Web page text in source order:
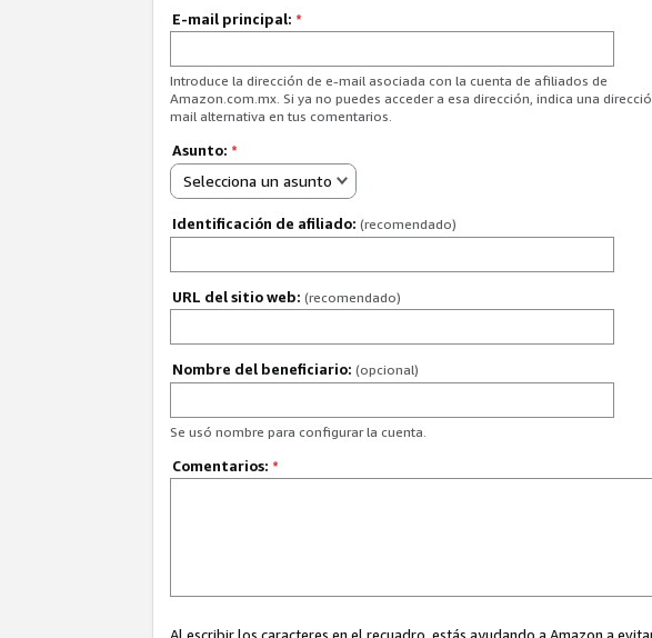
E-mail principal: *
Introduce la dirección de e-mail asociada con la cuenta de afiliados de
Amazon.com.mx. Si ya no puedes acceder a esa dirección, indica una
mail alternativa en tus comentarios.
Asunto: *
Selecciona un asunto
Identificación de afiliado: (recomendado)
URL del sitio web: (recomendado)
Nombre del beneficiario: (opcional)
Se usó nombre para configurar la cuenta.
Comentarios: *